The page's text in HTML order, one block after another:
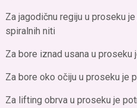
Za jagodičnu regiju u proseku
spiralnih niti
Za bore iznad usana u
Za bore oko očiju u proseku je
Za lifting obrva u proseku je